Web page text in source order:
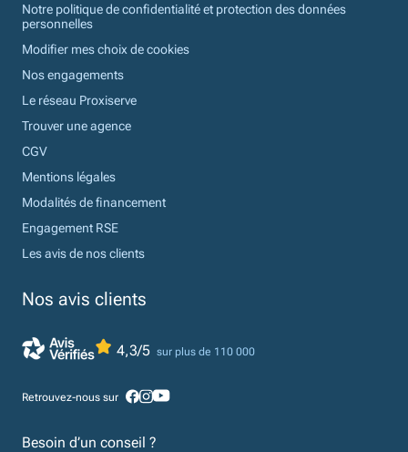
Notre politique de confidentialité et protection des données
personnelles
Modifier mes choix de cookies
Nos engagements
Le réseau Proxiserve
Trouver une agence
CGV
Mentions légales
Modalités de financement
Engagement RSE
Les avis de nos clients
Nos avis clients
4,3/5 sur plus de 110 000
Retrouvez-nous sur
Besoin d’un conseil ?